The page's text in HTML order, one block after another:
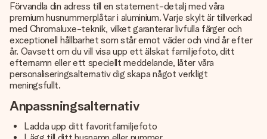
Förvandla din adress till en statement-detalj med våra
premium husnummerplåtar i aluminium. Varje skylt är tillverkad
med Chromaluxe-teknik, vilket garanterar livfulla färger och
exceptionell hållbarhet som står emot väder och vind år efter
år. Oavsett om du vill visa upp ett älskat familjefoto, ditt
efternamn eller ett speciellt meddelande, låter våra
personaliseringsalternativ dig skapa något verkligt
meningsfullt.
Anpassningsalternativ
Ladda upp ditt favoritfamiljefoto